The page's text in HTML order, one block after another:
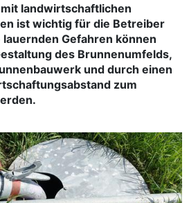
landwirtschaftlichen
ist wichtig für die Betreiber
Gefahren können
des Brunnenumfelds,
und durch einen
zum